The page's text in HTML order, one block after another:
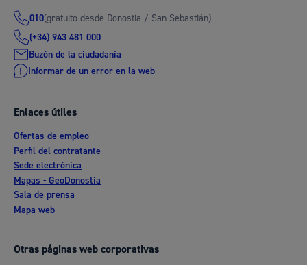
010(gratuito desde Donostia / San Sebastián)
(+34) 943 481 000
Buzón de la ciudadanía
Informar de un error en la web
Enlaces útiles
Ofertas de empleo
Perfil del contratante
Sede electrónica
Mapas - GeoDonostia
Sala de prensa
Mapa web
Otras páginas web corporativas